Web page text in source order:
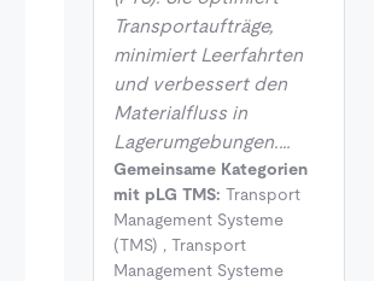
Transportaufträge,
minimiert Leerfahrten
und verbessert den
Materialfluss in
Lagerumgebungen.…
Gemeinsame Kategorien
mit pLG TMS: Transport
Management Systeme
(TMS) ,Transport
Management Systeme